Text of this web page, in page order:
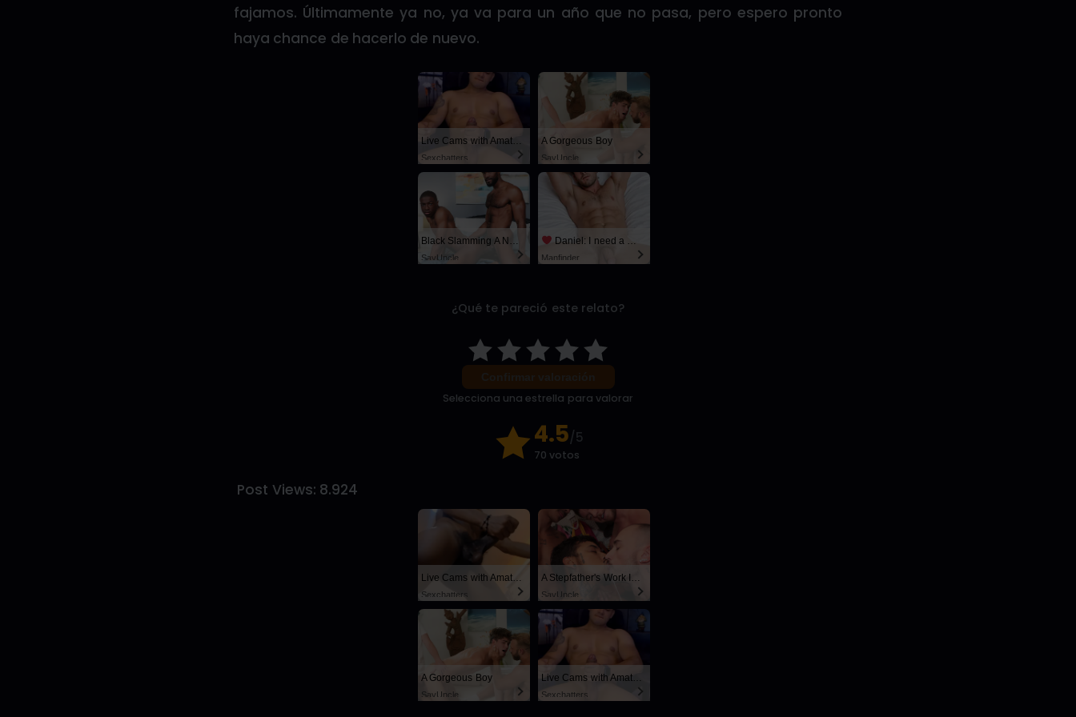
fajamos. Últimamente ya no, ya va para un año que no pasa, pero espero pronto
haya chance de hacerlo de nuevo.
Sexchatters
A Gorgeous Boy
SayUncle
SayUncle
Daniel: I need a man for a spicy night...
Manfinder
¿Qué te pareció este relato?
Selecciona una estrella para valorar
4.5/5
70 votos
Post Views: 8.924
Live Cams with Amateur Men
Sexchatters
A Stepfather's Work Is Never Done
SayUncle
A Gorgeous Boy
SayUncle
Live Cams with Amateur Men
Sexchatters